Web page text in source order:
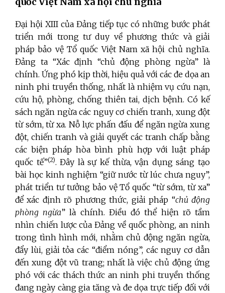
Đại hội XIII của Đảng tiếp tục có những bước phát
triển mới trong tư duy về phương thức và giải
pháp bảo vệ Tổ quốc Việt Nam xã hội chủ nghĩa.
Đảng ta “Xác định “chủ động phòng ngừa” là
chính. Ứng phó kịp thời, hiệu quả với các đe dọa an
ninh phi truyền thống, nhất là nhiệm vụ cứu nạn,
cứu hộ, phòng, chống thiên tai, dịch bệnh. Có kế
sách ngăn ngừa các nguy cơ chiến tranh, xung đột
từ sớm, từ xa. Nỗ lực phấn đấu để ngăn ngừa xung
đột, chiến tranh và giải quyết các tranh chấp bằng
các biện pháp hòa bình phù hợp với luật pháp
quốc tế”(2). Đây là sự kế thừa, vận dụng sáng tạo
bài học kinh nghiệm “giữ nước từ lúc chưa nguy”,
phát triển tư tưởng bảo vệ Tổ quốc “từ sớm, từ xa”
để xác định rõ phương thức, giải pháp “chủ động
phòng ngừa” là chính. Điều đó thể hiện rõ tầm
nhìn chiến lược của Đảng về quốc phòng, an ninh
trong tình hình mới, nhằm chủ động ngăn ngừa,
đẩy lùi, giải tỏa các “điểm nóng”, các nguy cơ dẫn
đến xung đột vũ trang; nhất là việc chủ động ứng
phó với các thách thức an ninh phi truyền thống
đang ngày càng gia tăng và đe dọa trực tiếp đối với